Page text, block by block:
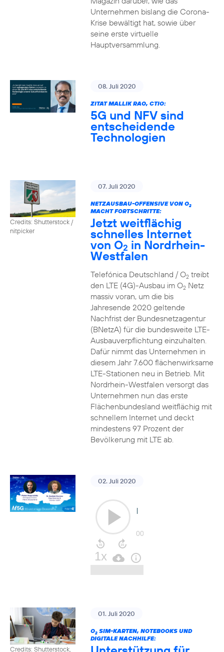
Unternehmen bislang die Corona-
Krise bewältigt hat, sowie über
seine erste virtuelle
Hauptversammlung.
08. Juli 2020
ZITAT MALLIK RAO, CTIO:
5G und NFV sind
entscheidende
Technologien
Credits: Shutterstock /
nitpicker
07. Juli 2020
NETZAUSBAU-OFFENSIVE VON O2
MACHT FORTSCHRITTE:
Jetzt weitflächig
schnelles Internet
von O2 in Nordrhein-
Westfalen
Telefónica Deutschland / O2treibt
den LTE (4G)-Ausbau im O2Netz
massiv voran, um die bis
Jahresende 2020 geltende
Nachfrist der Bundesnetzagentur
(BNetzA) für die bundesweite LTE-
Ausbauverpflichtung einzuhalten.
Dafür nimmt das Unternehmen in
diesem Jahr 7.600 flächenwirksame
LTE-Stationen neu in Betrieb. Mit
Nordrhein-Westfalen versorgt das
Unternehmen nun das erste
Flächenbundesland weitflächig mit
schnellem Internet und deckt
mindestens 97 Prozent der
Bevölkerung mit LTE ab.
02. Juli 2020
Credits: Shutterstock,
01. Juli 2020
O2SIM-KARTEN, NOTEBOOKS UND
DIGITALE NACHHILFE: